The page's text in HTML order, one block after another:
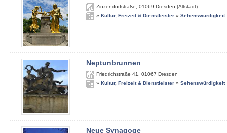
Zinzendorfstraße 01069 Dresden (Altstadt)
» Kultur, Freizeit & Dienstleister » Sehenswürdigkeit
Neptunbrunnen
Friedrichstraße 41 01067 Dresden
» Kultur, Freizeit & Dienstleister » Sehenswürdigkeit
Neue Synagoge